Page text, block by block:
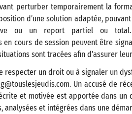
perturber temporairement la
d’une solution adaptée,
ou un report partiel ou
cours de session peuvent être
sont tracées afin d’assurer
respecter un droit ou à signaler un
Un accusé de
et motivée est apportée dans
analysées et intégrées dans une